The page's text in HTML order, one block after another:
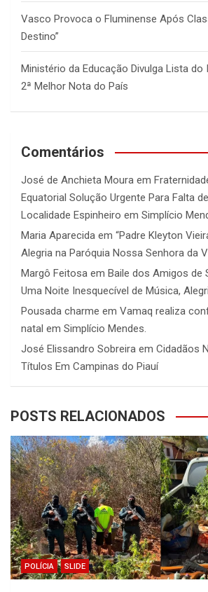
Vasco Provoca o Fluminense Após
Destino”
Ministério da Educação Divulga Lista do
2ª Melhor Nota do País
Comentários
José de Anchieta Moura em
Equatorial Solução Urgente Para Falta
Localidade Espinheiro em Simplício
Maria Aparecida em “Padre Kleyton
Alegria na Paróquia Nossa Senhora da
Margô Feitosa em Baile dos Amigos de
Uma Noite Inesquecível de Música,
Pousada charme em Vamaq realiza
natal em Simplício Mendes.
José Elissandro Sobreira em Cidadãos
Títulos Em Campinas do Piauí
POSTS RELACIONADOS
POLÍCIA SLIDE